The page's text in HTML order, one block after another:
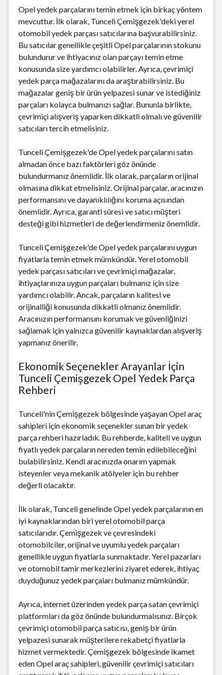
Opel yedek parçalarını temin etmek için birkaç yöntem
mevcuttur. İlk olarak, Tunceli Çemişgezek'deki yerel
otomobil yedek parçası satıcılarına başvurabilirsiniz.
Bu satıcılar genellikle çeşitli Opel parçalarının stokunu
bulundurur ve ihtiyacınız olan parçayı temin etme
konusunda size yardımcı olabilirler. Ayrıca, çevrimiçi
yedek parça mağazalarını da araştırabilirsiniz. Bu
mağazalar geniş bir ürün yelpazesi sunar ve istediğiniz
parçaları kolayca bulmanızı sağlar. Bununla birlikte,
çevrimiçi alışveriş yaparken dikkatli olmalı ve güvenilir
satıcıları tercih etmelisiniz.
Tunceli Çemişgezek'de Opel yedek parçalarını satın
almadan önce bazı faktörleri göz önünde
bulundurmanız önemlidir. İlk olarak, parçaların orijinal
olmasına dikkat etmelisiniz. Orijinal parçalar, aracınızın
performansını ve dayanıklılığını koruma açısından
önemlidir. Ayrıca, garanti süresi ve satıcı müşteri
desteği gibi hizmetleri de değerlendirmeniz önemlidir.
Tunceli Çemişgezek'de Opel yedek parçalarını uygun
fiyatlarla temin etmek mümkündür. Yerel otomobil
yedek parçası satıcıları ve çevrimiçi mağazalar,
ihtiyaçlarınıza uygun parçaları bulmanız için size
yardımcı olabilir. Ancak, parçaların kalitesi ve
orijinalliği konusunda dikkatli olmanız önemlidir.
Aracınızın performansını korumak ve güvenliğinizi
sağlamak için yalnızca güvenilir kaynaklardan alışveriş
yapmanız önerilir.
Ekonomik Seçenekler Arayanlar İçin
Tunceli Çemişgezek Opel Yedek Parça
Rehberi
Tunceli'nin Çemişgezek bölgesinde yaşayan Opel araç
sahipleri için ekonomik seçenekler sunan bir yedek
parça rehberi hazırladık. Bu rehberde, kaliteli ve uygun
fiyatlı yedek parçaların nereden temin edilebileceğini
bulabilirsiniz. Kendi aracınızda onarım yapmak
isteyenler veya mekanik atölyeler için bu rehber
değerli olacaktır.
İlk olarak, Tunceli genelinde Opel yedek parçalarının en
iyi kaynaklarından biri yerel otomobil parça
satıcılarıdır. Çemişgezek ve çevresindeki
otomobilciler, orijinal ve uyumlu yedek parçaları
genellikle uygun fiyatlarla sunmaktadır. Yerel pazarları
ve otomobil tamir merkezlerini ziyaret ederek, ihtiyaç
duyduğunuz yedek parçaları bulmanız mümkündür.
Ayrıca, internet üzerinden yedek parça satan çevrimiçi
platformları da göz önünde bulundurmalısınız. Birçok
çevrimiçi otomobil parça satıcısı, geniş bir ürün
yelpazesi sunarak müşterilere rekabetçi fiyatlarla
hizmet vermektedir. Çemişgezek bölgesinde ikamet
eden Opel araç sahipleri, güvenilir çevrimiçi satıcıları